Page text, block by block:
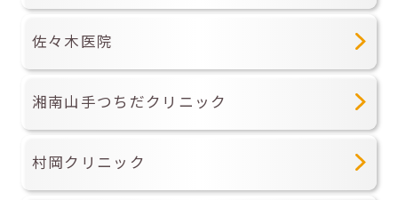
佐々木医院
湘南山手つちだクリニック
村岡クリニック